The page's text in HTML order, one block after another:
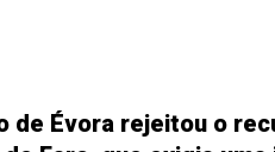
de Évora rejeitou o